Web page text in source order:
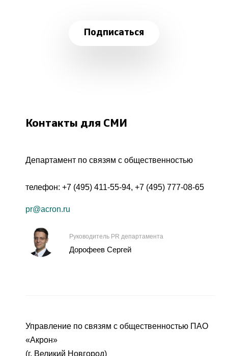
Подписаться
Контакты для СМИ
Департамент по связям с общественностью
телефон: +7 (495) 411-55-94, +7 (495) 777-08-65
pr@acron.ru
Руководитель PR департамента
Дорофеев Сергей
Управление по связям с общественностью ПАО
«Акрон»
(г. Великий Новгород)